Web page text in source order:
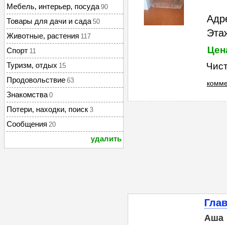
Мебель, интерьер, посуда 90
Товары для дачи и сада 50
Животные, растения 117
Спорт 11
Туризм, отдых 15
Продовольствие 63
Знакомства 0
Потери, находки, поиск 3
Сообщения 20
удалить
Аша